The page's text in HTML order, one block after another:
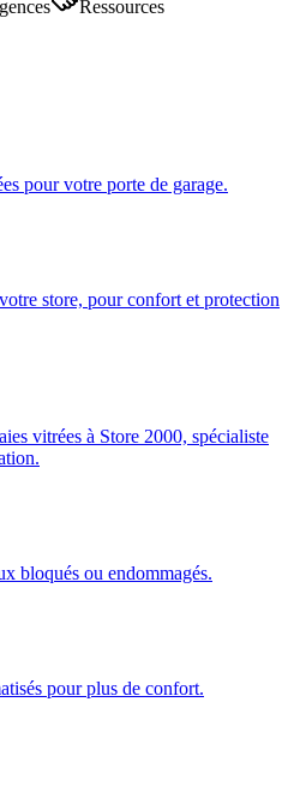
Ressources
pour votre porte de garage.
store, pour confort et protection
vitrées à Store 2000, spécialiste
bloqués ou endommagés.
pour plus de confort.